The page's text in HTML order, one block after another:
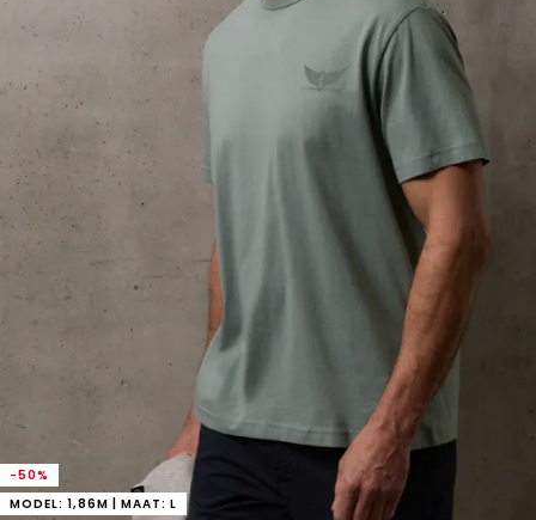
-50%
MODEL: 1,86M | MAAT: L